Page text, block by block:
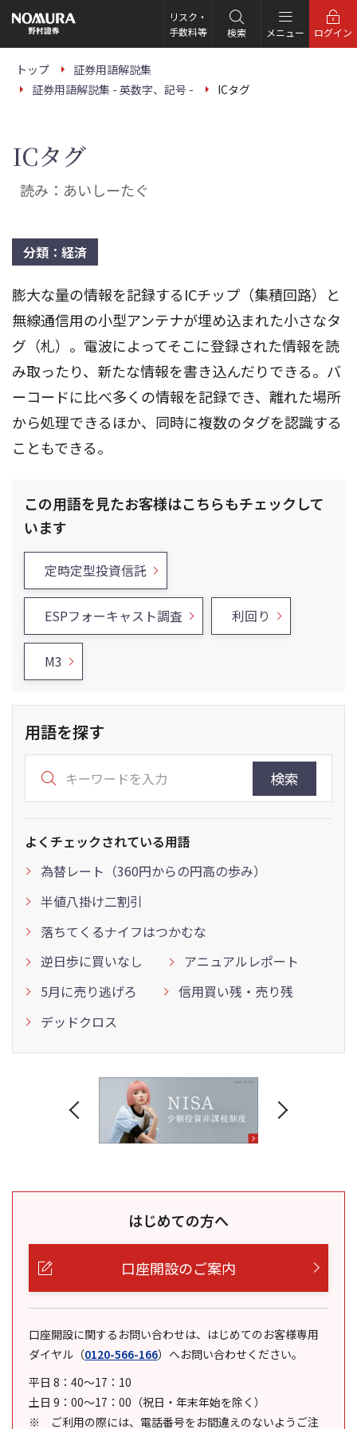
の
ー
リスク・
手数料等
検索 メニュー ログイン
トップ
証券用語解説集
証券用語解説集 - 英数字、記号 -
ICタグ
ICタグ
読み：あいしーたぐ
分類：経済
膨大な量の情報を記録するICチップ（集積回路）と
無線通信用の小型アンテナが埋め込まれた小さなタ
グ（札）。電波によってそこに登録された情報を読
み取ったり、新たな情報を書き込んだりできる。バ
ーコードに比べ多くの情報を記録でき、離れた場所
から処理できるほか、同時に複数のタグを認識する
こともできる。
この用語を見たお客様はこちらもチェックして
います
定時定型投資信託
ESPフォーキャスト調査 利回り
M3
用語を探す
検索
よくチェックされている用語
為替レート（360円からの円高の歩み）
半値八掛け二割引
落ちてくるナイフはつかむな
逆日歩に買いなし
アニュアルレポート
5月に売り逃げろ
信用買い残・売り残
デッドクロス
はじめての方へ
口座開設のご案内
口座開設に関するお問い合わせは、はじめてのお客様専用
ダイヤル （0120-566-166） へお問い合わせください。
平日 8：40～17：10
土日 9：00～17：00（祝日・年末年始を除く）
ご利用の際には、電話番号をお間違えのないようご注